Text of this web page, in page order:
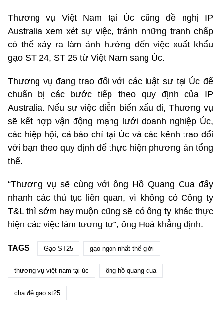
Thương vụ Việt Nam tại Úc cũng đề nghị IP
Australia xem xét sự việc, tránh những tranh chấp
có thể xảy ra làm ảnh hưởng đến việc xuất khẩu
gạo ST 24, ST 25 từ Việt Nam sang Úc.
Thương vụ đang trao đổi với các luật sư tại Úc để
chuẩn bị các bước tiếp theo quy định của IP
Australia. Nếu sự việc diễn biến xấu đi, Thương vụ
sẽ kết hợp vận động mạng lưới doanh nghiệp Úc,
các hiệp hội, cả báo chí tại Úc và các kênh trao đổi
với bạn theo quy định để thực hiện phương án tổng
thể.
“Thương vụ sẽ cùng với ông Hồ Quang Cua đẩy
nhanh các thủ tục liên quan, vì không có Công ty
T&L thì sớm hay muộn cũng sẽ có ông ty khác thực
hiện các việc làm tương tự”, ông Hoà khẳng định.
TAGS Gạo ST25 gạo ngon nhất thế giới
thương vụ việt nam tại úc ông hồ quang cua
cha đẻ gạo st25